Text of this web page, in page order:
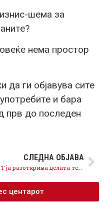
шема за
нема простор
ги објавува сите
и бара
прв до последен
СЛЕДНА ОБЈАВА
АКТ ја разоткрива целата тендерска мрежа – кој ќе одговара за милионските скандали на ВМРО-ОКГ со тендери?
центарот